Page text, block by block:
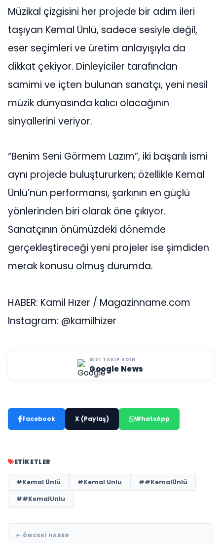
Müzikal çizgisini her projede bir adım ileri
taşıyan Kemal Ünlü, sadece sesiyle değil,
eser seçimleri ve üretim anlayışıyla da
dikkat çekiyor. Dinleyiciler tarafından
samimi ve içten bulunan sanatçı, yeni nesil
müzik dünyasında kalıcı olacağının
sinyallerini veriyor.
“Benim Seni Görmem Lazım”, iki başarılı ismi
aynı projede buluştururken; özellikle Kemal
Ünlü’nün performansı, şarkının en güçlü
yönlerinden biri olarak öne çıkıyor.
Sanatçının önümüzdeki dönemde
gerçekleştireceği yeni projeler ise şimdiden
merak konusu olmuş durumda.
HABER: Kamil Hızer / Magazinname.com
Instagram: @kamilhizer
BIZI TAKIP EDIN
Google News
Facebook X (Paylaş) WhatsApp
ETIKETLER
#Kemal Ünlü #Kemal Unlu
##KemalÜnlü
##KemalUnlu
ÖNCEKI HABER